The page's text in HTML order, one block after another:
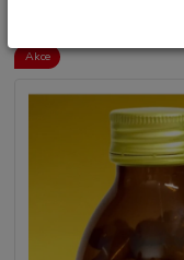
Akce